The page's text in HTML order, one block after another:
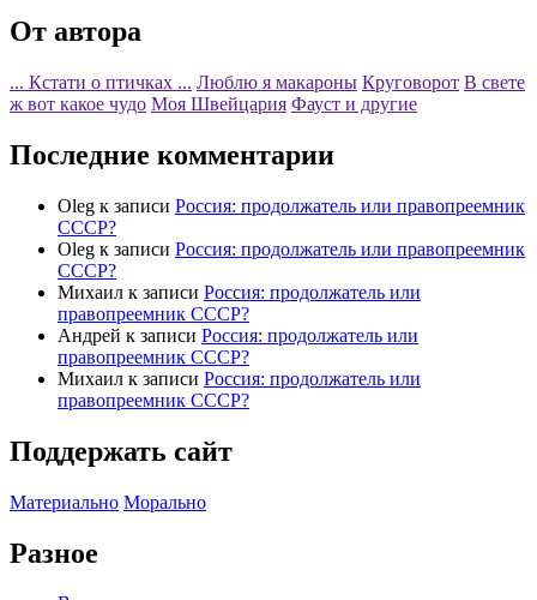
От автора
... Кстати о птичках ... Люблю я макароны Круговорот В свете
ж вот какое чудо Моя Швейцария Фауст и другие
Последние комментарии
Oleg к записи Россия: продолжатель или правопреемник
СССР?
Oleg к записи Россия: продолжатель или правопреемник
СССР?
Михаил к записи Россия: продолжатель или
правопреемник СССР?
Андрей к записи Россия: продолжатель или
правопреемник СССР?
Михаил к записи Россия: продолжатель или
правопреемник СССР?
Поддержать сайт
Материально Морально
Разное